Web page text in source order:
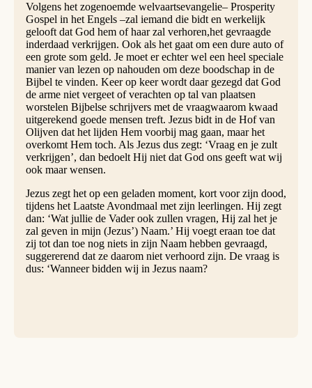
Volgens het zogenoemde welvaartsevangelie– Prosperity
Gospel in het Engels –zal iemand die bidt en werkelijk
gelooft dat God hem of haar zal verhoren,het gevraagde
inderdaad verkrijgen. Ook als het gaat om een dure auto of
een grote som geld. Je moet er echter wel een heel speciale
manier van lezen op nahouden om deze boodschap in de
Bijbel te vinden. Keer op keer wordt daar gezegd dat God
de arme niet vergeet of verachten op tal van plaatsen
worstelen Bijbelse schrijvers met de vraagwaarom kwaad
uitgerekend goede mensen treft. Jezus bidt in de Hof van
Olijven dat het lijden Hem voorbij mag gaan, maar het
overkomt Hem toch. Als Jezus dus zegt: ‘Vraag en je zult
verkrijgen’, dan bedoelt Hij niet dat God ons geeft wat wij
ook maar wensen.
Jezus zegt het op een geladen moment, kort voor zijn dood,
tijdens het Laatste Avondmaal met zijn leerlingen. Hij zegt
dan: ‘Wat jullie de Vader ook zullen vragen, Hij zal het je
zal geven in mijn (Jezus’) Naam.’ Hij voegt eraan toe dat
zij tot dan toe nog niets in zijn Naam hebben gevraagd,
suggererend dat ze daarom niet verhoord zijn. De vraag is
dus: ‘Wanneer bidden wij in Jezus naam?